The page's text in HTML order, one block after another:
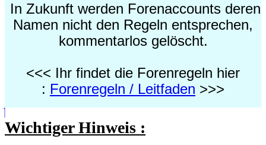
In Zukunft werden Forenaccounts deren
Namen nicht den Regeln entsprechen,
kommentarlos gelöscht.
<<< Ihr findet die Forenregeln hier
: Forenregeln / Leitfaden >>>
Wichtiger Hinweis :